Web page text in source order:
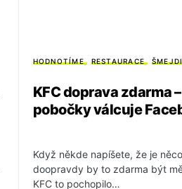
HODNOTÍME RESTAURACE ŠMEJDI
KFC doprava zdarma
pobočky válcuje
Když někde napíšete, že je
doopravdy by to zdarma být
KFC to pochopilo…